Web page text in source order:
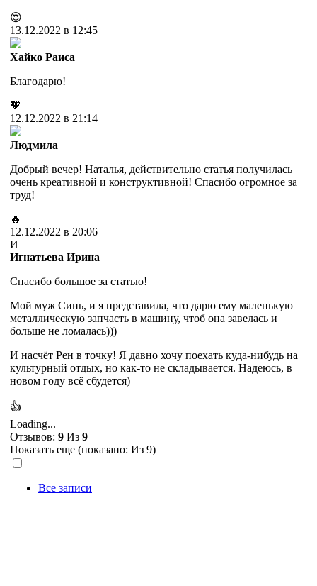
😍
13.12.2022 в 12:45
Хайко Раиса
Благодарю!
🧡
12.12.2022 в 21:14
Людмила
Добрый вечер! Наталья, действительно статья получилась
очень креативной и конструктивной! Спасибо огромное за
труд!
🔥
12.12.2022 в 20:06
И
Игнатьева Ирина
Спасибо большое за статью!
Мой муж Синь, и я представила, что дарю ему маленькую
металлическую запчасть в машину, чтоб она завелась и
больше не ломалась)))
И насчёт Рен в точку! Я давно хочу поехать куда-нибудь на
культурный отдых, но как-то не складывается. Надеюсь, в
новом году всё сбудется)
👍
Loading...
Отзывов: 9 Из 9
Показать еще (показано: Из 9)
Все записи